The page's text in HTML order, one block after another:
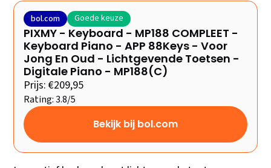
bol.com Goede keuze
PIXMY - Keyboard - MP188 COMPLEET -
Keyboard Piano - APP 88Keys - Voor
Jong En Oud - Lichtgevende Toetsen -
Digitale Piano - MP188(C)
Prijs: €209,95
Rating: 3.8/5
Bekijk bij bol.com